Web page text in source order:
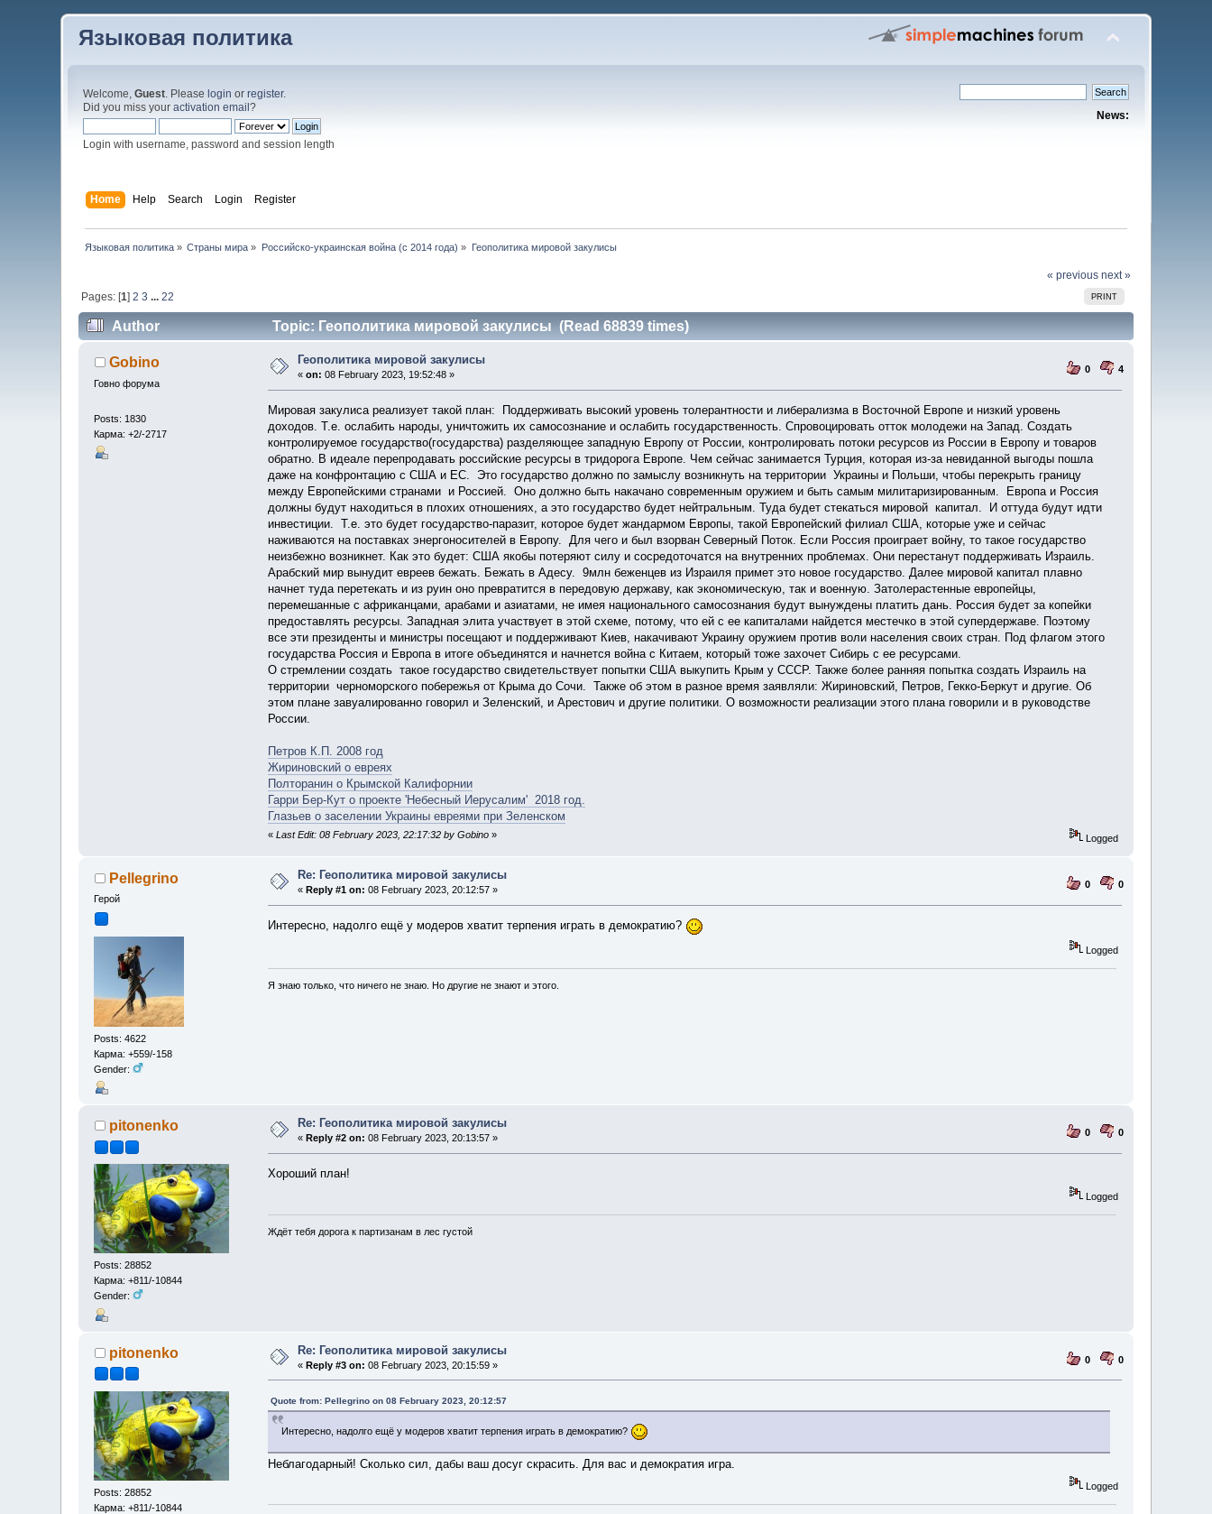
Языковая политика
Welcome,Guest. Please login orregister.
Did you miss youractivation email?
Login with username, password and session length
News:
Home Help Search Login Register
Языковая политика» Страны мира » Российско-украинская война (с 2014 года) » Геополитика мировой закулисы
« previous next »
PRINT
Pages: [1] 2 3 ... 22
Author Topic: Геополитика мировой закулисы (Read 68839 times)
Gobino
Говно форума
Posts: 1830
Карма: +2/-2717
Геополитика мировой закулисы
« on: 08 February 2023, 19:52:48 » 0 4
Мировая закулиса реализует такой план: Поддерживать высокий уровень толерантности и либерализма в Восточной Европе и низкий уровень
доходов. Т.е. ослабить народы, уничтожить их самосознание и ослабить государственность. Спровоцировать отток молодежи на Запад. Создать
контролируемое государство(государства) разделяющее западную Европу от России, контролировать потоки ресурсов из России в Европу и товаров
обратно. В идеале перепродавать российские ресурсы в тридорога Европе. Чем сейчас занимается Турция, которая из-за невиданной выгоды пошла
даже на конфронтацию с США и ЕС. Это государство должно по замыслу возникнуть на территории Украины и Польши, чтобы перекрыть границу
между Европейскими странами и Россией. Оно должно быть накачано современным оружием и быть самым милитаризированным. Европа и Россия
должны будут находиться в плохих отношениях, а это государство будет нейтральным. Туда будет стекаться мировой капитал. И оттуда будут идти
инвестиции. Т.е. это будет государство-паразит, которое будет жандармом Европы, такой Европейский филиал США, которые уже и сейчас
наживаются на поставках энергоносителей в Европу. Для чего и был взорван Северный Поток. Если Россия проиграет войну, то такое государство
неизбежно возникнет. Как это будет: США якобы потеряют силу и сосредоточатся на внутренних проблемах. Они перестанут поддерживать Израиль.
Арабский мир вынудит евреев бежать. Бежать в Адесу. 9млн беженцев из Израиля примет это новое государство. Далее мировой капитал плавно
начнет туда перетекать и из руин оно превратится в передовую державу, как экономическую, так и военную. Затолерастенные европейцы,
перемешанные с африканцами, арабами и азиатами, не имея национального самосознания будут вынуждены платить дань. Россия будет за копейки
предоставлять ресурсы. Западная элита участвует в этой схеме, потому, что ей с ее капиталами найдется местечко в этой супердержаве. Поэтому
все эти президенты и министры посещают и поддерживают Киев, накачивают Украину оружием против воли населения своих стран. Под флагом этого
государства Россия и Европа в итоге объединятся и начнется война с Китаем, который тоже захочет Сибирь с ее ресурсами.
О стремлении создать такое государство свидетельствует попытки США выкупить Крым у СССР. Также более ранняя попытка создать Израиль на
территории черноморского побережья от Крыма до Сочи. Также об этом в разное время заявляли: Жириновский, Петров, Гекко-Беркут и другие. Об
этом плане завуалированно говорил и Зеленский, и Арестович и другие политики. О возможности реализации этого плана говорили и в руководстве
России.
Петров К.П. 2008 год
Жириновский о евреях
Полторанин о Крымской Калифорнии
Гарри Бер-Кут о проекте 'Небесный Иерусалим' 2018 год.
Глазьев о заселении Украины евреями при Зеленском
«Last Edit: 08 February 2023, 22:17:32 by Gobino » Logged
Pellegrino
Герой
Posts: 4622
Карма: +559/-158
Gender:
Re: Геополитика мировой закулисы
« Reply #1 on: 08 February 2023, 20:12:57 » 0 0
Интересно, надолго ещё у модеров хватит терпения играть в демократию?
Logged
Я знаю только, что ничего не знаю. Но другие не знают и этого.
pitonenko
Posts: 28852
Карма: +811/-10844
Gender:
Re: Геополитика мировой закулисы
« Reply #2 on: 08 February 2023, 20:13:57 » 0 0
Хороший план!
Logged
Ждёт тебя дорога к партизанам в лес густой
pitonenko
Posts: 28852
Карма: +811/-10844
Re: Геополитика мировой закулисы
« Reply #3 on: 08 February 2023, 20:15:59 » 0 0
Quote from: Pellegrino on 08 February 2023, 20:12:57
Интересно, надолго ещё у модеров хватит терпения играть в демократию?
Неблагодарный! Сколько сил, дабы ваш досуг скрасить. Для вас и демократия игра.
Logged